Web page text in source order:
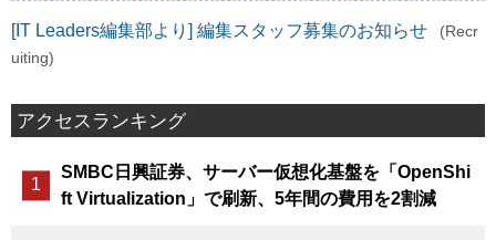
[IT Leaders編集部より] 編集スタッフ募集のお知らせ
(Recr
uiting)
アクセスランキング
SMBC日興証券、サーバー仮想化基盤を「OpenShi
ft Virtualization」で刷新、5年間の費用を2割減